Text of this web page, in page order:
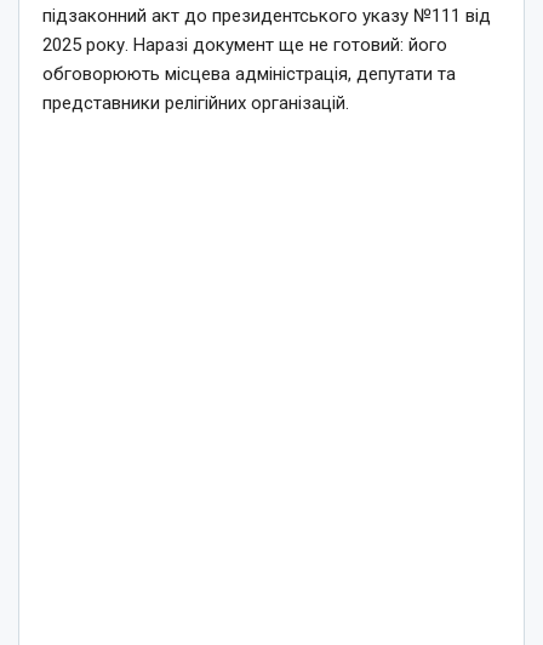
підзаконний акт до президентського указу №111 від
2025 року. Наразі документ ще не готовий: його
обговорюють місцева адміністрація, депутати та
представники релігійних організацій.